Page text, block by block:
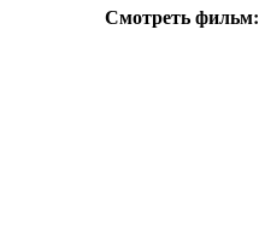
Смотреть фильм: